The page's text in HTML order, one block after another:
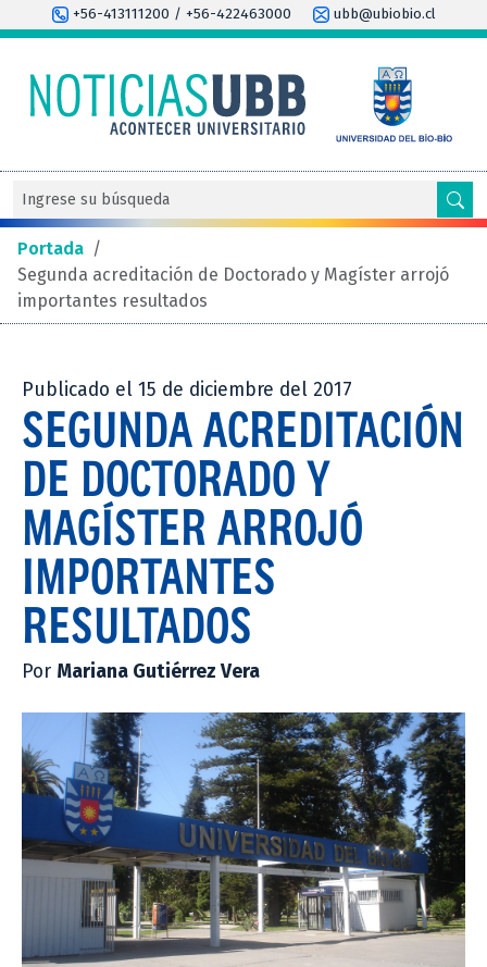
+56-413111200 / +56-422463000 ubb@ubiobio.cl
Portada /
Segunda acreditación de Doctorado y Magíster arrojó
importantes resultados
Publicado el 15 de diciembre del 2017
SEGUNDA ACREDITACIÓN
DE DOCTORADO Y
MAGÍSTER ARROJÓ
IMPORTANTES
RESULTADOS
Por Mariana Gutiérrez Vera